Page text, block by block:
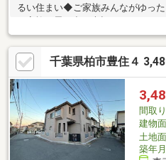
るい住まい◆ご家族みんながゆっ
ながらでもご家族との会話を楽し
面スペースで朝の身支度もスムー
躍な浴室乾燥機付◆ＴＶモニタ付イ
も配慮◆ほっこりできる和室でく
千葉県柏市豊住４
間取り
建物
土地
築年月